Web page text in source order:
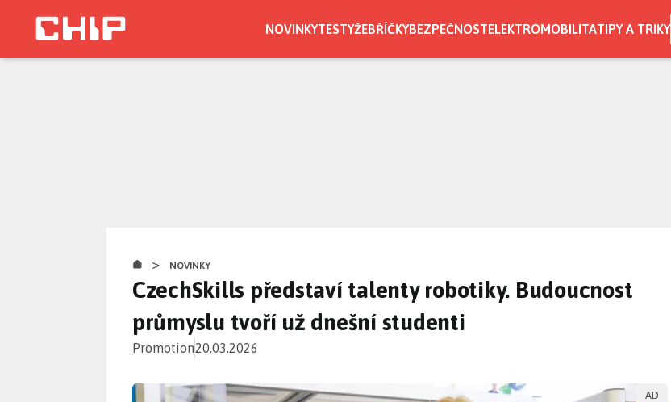
NOVINKYTESTYŽEBŘÍČKYBEZPEČNOSTELEKTROMOBILITATIPY A TRIKY
> NOVINKY
CzechSkills představí talenty robotiky. Budoucnost
průmyslu tvoří už dnešní studenti
Promotion20.03.2026
AD